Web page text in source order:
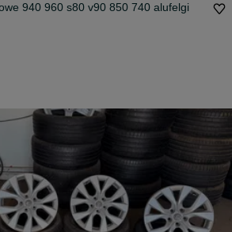
940 960 s80 v90 850 740 alufelgi